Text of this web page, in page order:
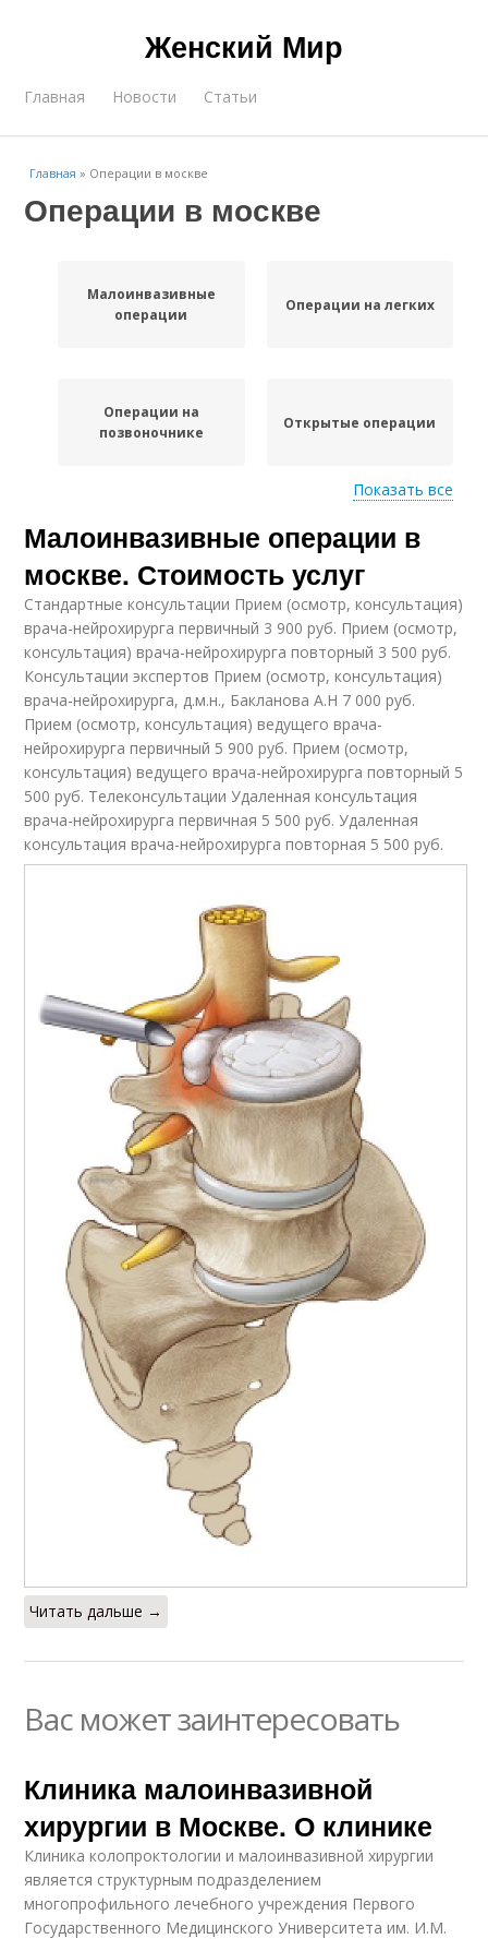
Женский Мир
Главная Новости Статьи
Главная » Операции в москве
Операции в москве
Малоинвазивные
операции
Операции на легких
Операции на
позвоночнике
Открытые операции
Операции на сердце
Показания для
операций
Операции в урологии
Операции в
гинекологии
Операции на матке
Операции на
маточных трубах
Показать все
Малоинвазивные операции в
москве. Стоимость услуг
Стандартные консультации Прием (осмотр, консультация)
врача-нейрохирурга первичный 3 900 руб. Прием (осмотр,
консультация) врача-нейрохирурга повторный 3 500 руб.
Консультации экспертов Прием (осмотр, консультация)
врача-нейрохирурга, д.м.н., Бакланова А.Н 7 000 руб.
Прием (осмотр, консультация) ведущего врача-
нейрохирурга первичный 5 900 руб. Прием (осмотр,
консультация) ведущего врача-нейрохирурга повторный 5
500 руб. Телеконсультации Удаленная консультация
врача-нейрохирурга первичная 5 500 руб. Удаленная
консультация врача-нейрохирурга повторная 5 500 руб.
Читать дальше →
Вас может заинтересовать
Клиника малоинвазивной
хирургии в Москве. О клинике
Клиника колопроктологии и малоинвазивной хирургии
является структурным подразделением
многопрофильного лечебного учреждения Первого
Государственного Медицинского Университета им. И.М.